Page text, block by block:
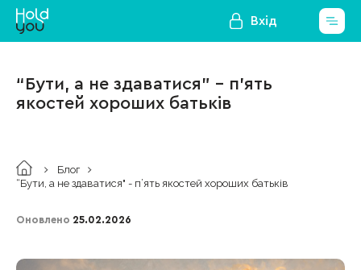
Вхід
“Бути, а не здаватися" - п’ять
якостей хороших батьків
Блог
“Бути, а не здаватися" - п’ять якостей хороших батьків
Оновлено 25.02.2026